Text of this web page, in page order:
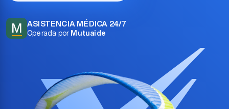
M ASISTENCIA MÉDICA 24/7
Operada por Mutuaide